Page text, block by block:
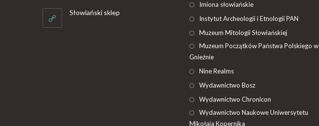
Słowiański sklep
Imiona słowiańskie
Instytut Archeologii i Etnologii PAN
Muzeum Mitologii Słowiańskiej
Muzeum Początków Państwa Polskiego w
Gnieźnie
Nine Realms
Wydawnictwo Bosz
Wydawnictwo Chronicon
Wydawnictwo Naukowe Uniwersytetu
Mikołaja Kopernika